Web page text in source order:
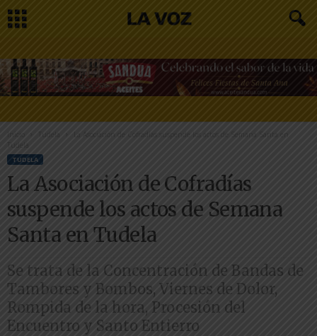
Inicio Tudela
La Asociación de Cofradías suspende los actos de Semana Santa en
Tudela
TUDELA
La Asociación de Cofradías
suspende los actos de Semana
Santa en Tudela
Se trata de la Concentración de Bandas de
Tambores y Bombos, Viernes de Dolor,
Rompida de la hora, Procesión del
Encuentro y Santo Entierro